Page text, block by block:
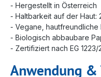
- Hergestellt in Österreich
- Haltbarkeit auf der Haut:
- Vegane, hautfreundliche
- Biologisch abbaubare
- Zertifiziert nach EG
Anwendung &